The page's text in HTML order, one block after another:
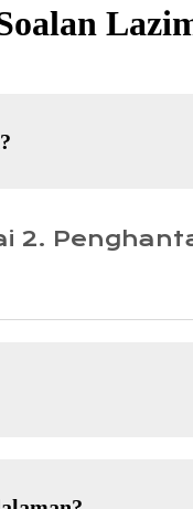
2.